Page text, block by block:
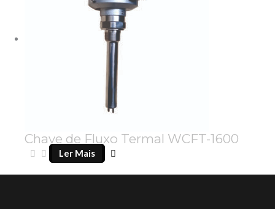
Chave de Fluxo Termal WCFT-1600
Ler Mais